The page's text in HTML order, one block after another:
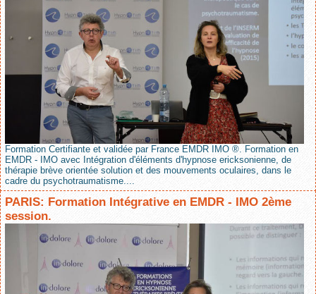
Formation Certifiante et validée par France EMDR IMO ®. Formation en
EMDR - IMO avec Intégration d'éléments d'hypnose ericksonienne, de
thérapie brève orientée solution et des mouvements oculaires, dans le
cadre du psychotraumatisme....
PARIS: Formation Intégrative en EMDR - IMO 2ème
session.